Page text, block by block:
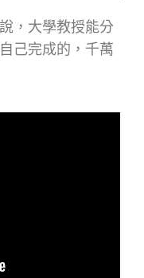
，大學教授能分
己完成的，千萬